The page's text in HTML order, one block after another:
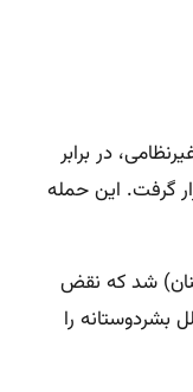
در برابر
گرفت. این حمله
شد که نقض
بشردوستانه را